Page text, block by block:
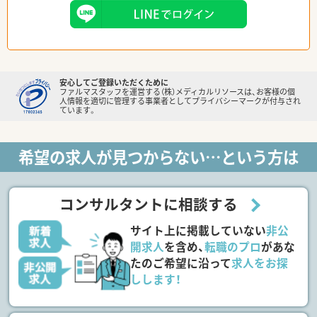
安心してご登録いただくために
ファルマスタッフを運営する（株）メディカルリソースは、お客様の個
人情報を適切に管理する事業者としてプライバシーマークが付与され
ています。
希望の求人が見つからない…という方は
コンサルタントに相談する
サイト上に掲載していない非公
開求人を含め、転職のプロがあな
たのご希望に沿って求人をお探
しします！